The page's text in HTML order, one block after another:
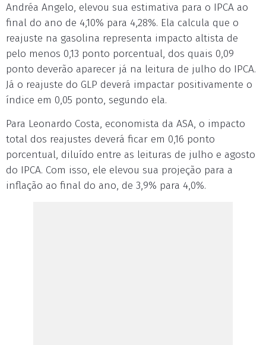
Andréa Angelo, elevou sua estimativa para o IPCA ao
final do ano de 4,10% para 4,28%. Ela calcula que o
reajuste na gasolina representa impacto altista de
pelo menos 0,13 ponto porcentual, dos quais 0,09
ponto deverão aparecer já na leitura de julho do IPCA.
Já o reajuste do GLP deverá impactar positivamente o
índice em 0,05 ponto, segundo ela.
Para Leonardo Costa, economista da ASA, o impacto
total dos reajustes deverá ficar em 0,16 ponto
porcentual, diluído entre as leituras de julho e agosto
do IPCA. Com isso, ele elevou sua projeção para a
inflação ao final do ano, de 3,9% para 4,0%.